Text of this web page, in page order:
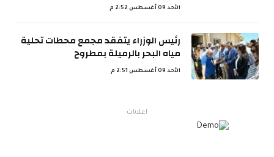
الأحد 09 أغسطس 2:52 م
رئيس الوزراء يتفقد مجمع محطات تحلية
مياه البحر بالرميلة بمطروح
الأحد 09 أغسطس 2:51 م
اعلانات